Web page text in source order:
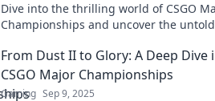
Dive into the thrilling world of CSGO
Championships and uncover the untold
From Dust II to Glory: A Deep Dive
CSGO Major Championships
Gaming Sep 9, 2025